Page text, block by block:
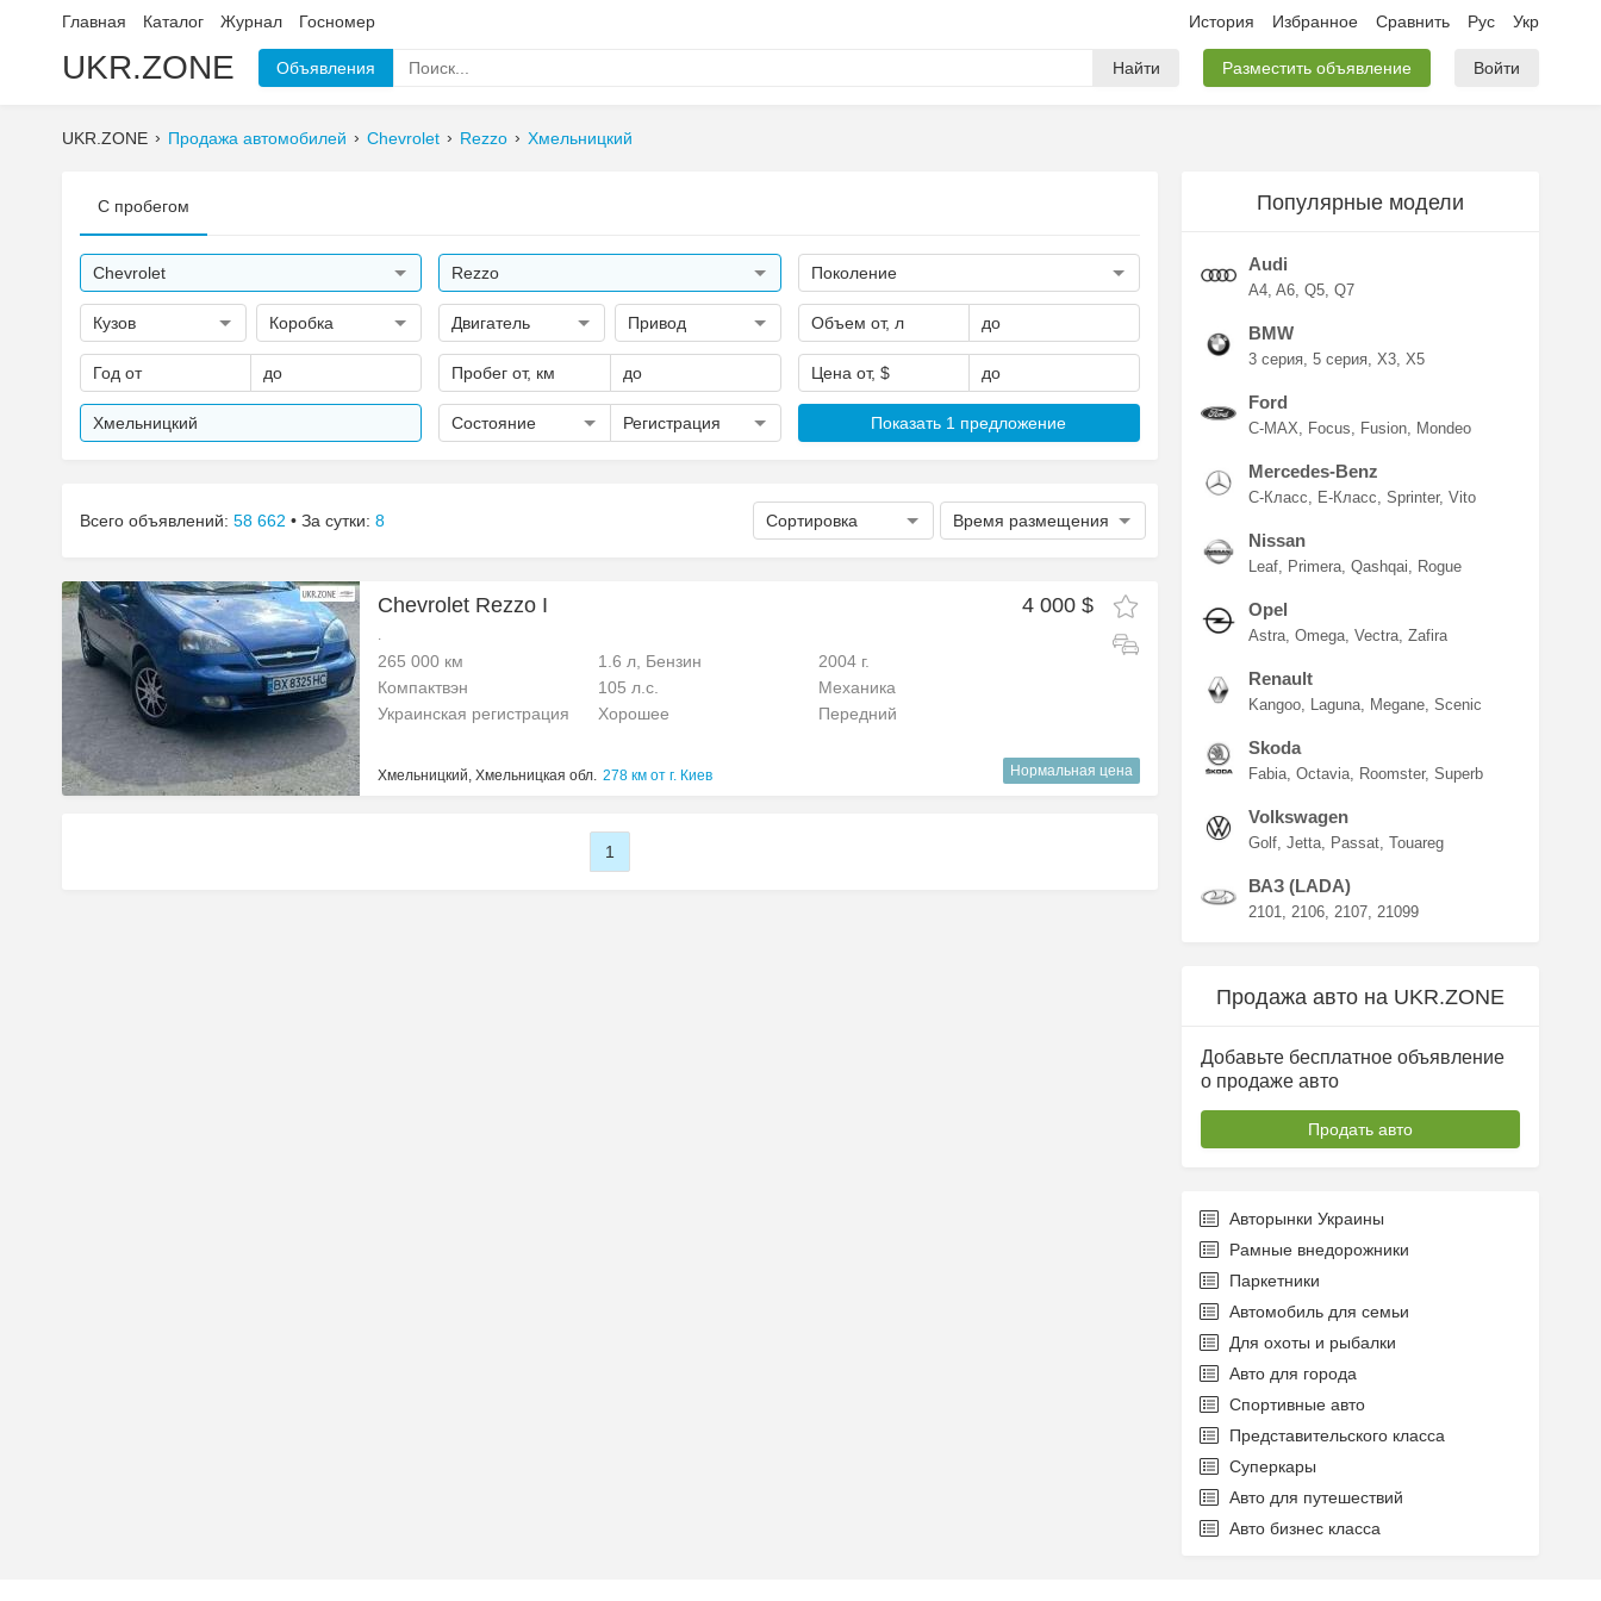
Главная Каталог Журнал Госномер История Избранное Сравнить Рус Укр
UKR.ZONE Объявления Найти Разместить объявление Войти
UKR.ZONE Продажа автомобилей Chevrolet Rezzo Хмельницкий
С пробегом
Chevrolet Rezzo Поколение
Кузов Коробка Двигатель Привод Объем от, л до
Год от до Пробег от, км до Цена от, $ до
Хмельницкий Состояние Регистрация Показать 1 предложение
Всего объявлений: 58 662 • За сутки: 8 Сортировка Время размещения
Chevrolet Rezzo I 4 000 $
.
265 000 км 1.6 л, Бензин
2004 г.
Компактвэн
105 л.с.
Механика
Украинская регистрация
Хорошее Передний
Хмельницкий, Хмельницкая обл. 278 км от г. Киев Нормальная цена
1
Популярные модели
Audi
A4 A6 Q5 Q7
BMW
3 серия 5 серия X3 X5
Ford
C-MAX Focus Fusion Mondeo
Mercedes-Benz
C-Класс E-Класс Sprinter Vito
Nissan
Leaf Primera Qashqai Rogue
Opel
Astra Omega Vectra Zafira
Renault
Kangoo Laguna Megane Scenic
Skoda
Fabia Octavia Roomster Superb
Volkswagen
Golf Jetta Passat Touareg
ВАЗ (LADA)
2101 2106 2107 21099
Продажа авто на UKR.ZONE
Добавьте бесплатное объявление
о продаже авто
Продать авто
Авторынки Украины
Рамные внедорожники
Паркетники
Автомобиль для семьи
Для охоты и рыбалки
Авто для города
Спортивные авто
Представительского класса
Суперкары
Авто для путешествий
Авто бизнес класса